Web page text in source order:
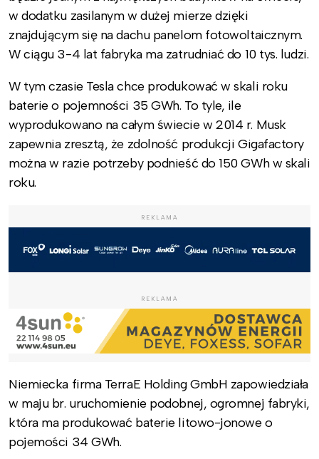
w dodatku zasilanym w dużej mierze dzięki
znajdującym się na dachu panelom fotowoltaicznym.
W ciągu 3-4 lat fabryka ma zatrudniać do 10 tys. ludzi.
W tym czasie Tesla chce produkować w skali roku
baterie o pojemności 35 GWh. To tyle, ile
wyprodukowano na całym świecie w 2014 r. Musk
zapewnia zresztą, że zdolność produkcji Gigafactory
można w razie potrzeby podnieść do 150 GWh w skali
roku.
REKLAMA
REKLAMA
Niemiecka firma TerraE Holding GmbH zapowiedziała
w maju br. uruchomienie podobnej, ogromnej fabryki,
która ma produkować baterie litowo-jonowe o
pojemości 34 GWh.